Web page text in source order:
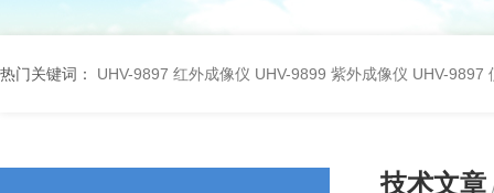
热门关键词： UHV-9897 红外成像仪 UHV-9899 紫外成像仪 UHV-9897
技术文章